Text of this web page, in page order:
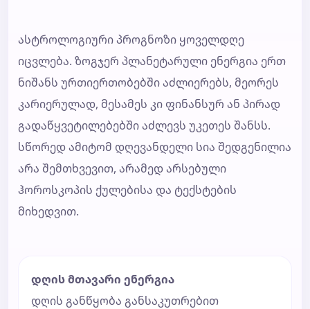
ასტროლოგიური პროგნოზი ყოველდღე
იცვლება. ზოგჯერ პლანეტარული ენერგია ერთ
ნიშანს ურთიერთობებში აძლიერებს, მეორეს
კარიერულად, მესამეს კი ფინანსურ ან პირად
გადაწყვეტილებებში აძლევს უკეთეს შანსს.
სწორედ ამიტომ დღევანდელი სია შედგენილია
არა შემთხვევით, არამედ არსებული
ჰოროსკოპის ქულებისა და ტექსტების
მიხედვით.
დღის მთავარი ენერგია
დღის განწყობა განსაკუთრებით